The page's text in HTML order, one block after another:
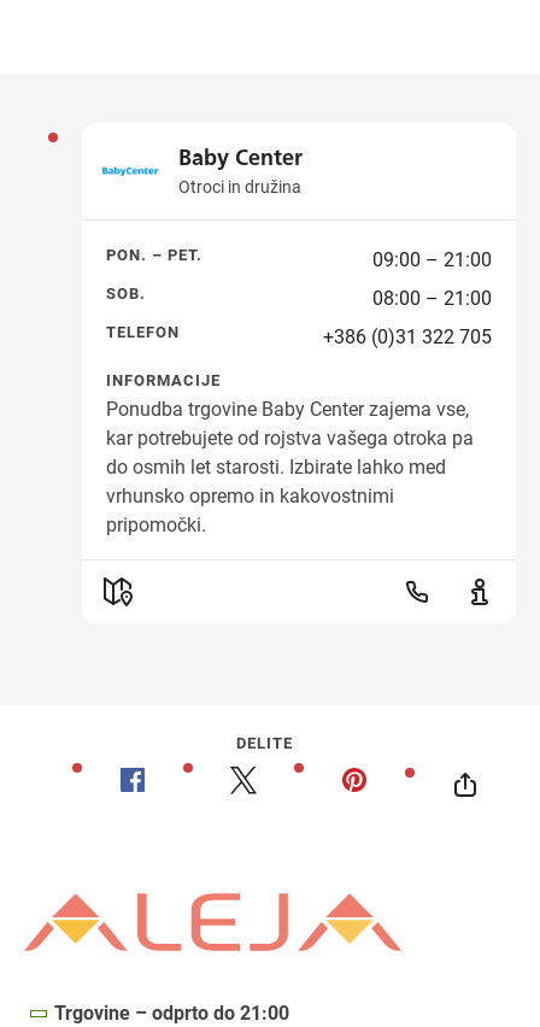
Baby Center
Otroci in družina
PON. – PET. 09:00 – 21:00
SOB. 08:00 – 21:00
TELEFON +386 (0)31 322 705
INFORMACIJE
Ponudba trgovine Baby Center zajema vse,
kar potrebujete od rojstva vašega otroka pa
do osmih let starosti. Izbirate lahko med
vrhunsko opremo in kakovostnimi
pripomočki.
DELITE
Trgovine – odprto do 21:00